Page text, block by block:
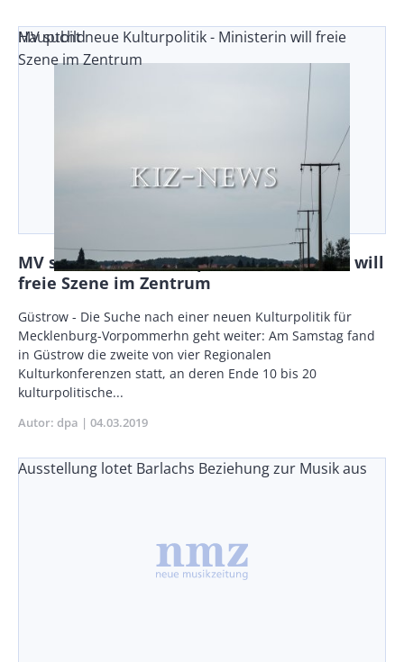
MV sucht neue Kulturpolitik - Ministerin will freie
Szene im Zentrum
Hauptbild
MV sucht neue Kulturpolitik - Ministerin will
freie Szene im Zentrum
Body
Güstrow - Die Suche nach einer neuen Kulturpolitik für
Mecklenburg-Vorpommerhn geht weiter: Am Samstag fand
in Güstrow die zweite von vier Regionalen
Kulturkonferenzen statt, an deren Ende 10 bis 20
kulturpolitische...
Autor dpa Publikationsdatum
04.03.2019
Ausstellung lotet Barlachs Beziehung zur Musik aus